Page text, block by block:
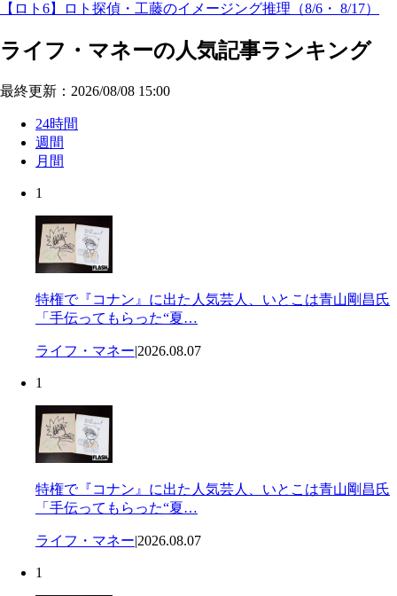
【ロト6】ロト探偵・工藤のイメージング推理（8/6・ 8/17）
ライフ・マネーの人気記事ランキング
最終更新：2026/08/08 15:00
24時間
週間
月間
1
特権で『コナン』に出た人気芸人、いとこは青山剛昌氏
「手伝ってもらった“夏…
ライフ・マネー|2026.08.07
1
特権で『コナン』に出た人気芸人、いとこは青山剛昌氏
「手伝ってもらった“夏…
ライフ・マネー|2026.08.07
1